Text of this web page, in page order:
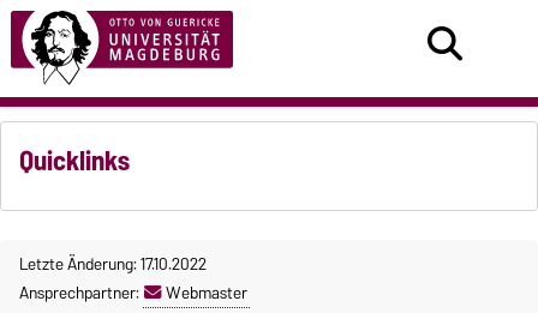
Quicklinks
Letzte Änderung: 17.10.2022
Ansprechpartner:
Webmaster